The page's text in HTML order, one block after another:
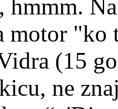
hmmm.
"ko
(15
ne